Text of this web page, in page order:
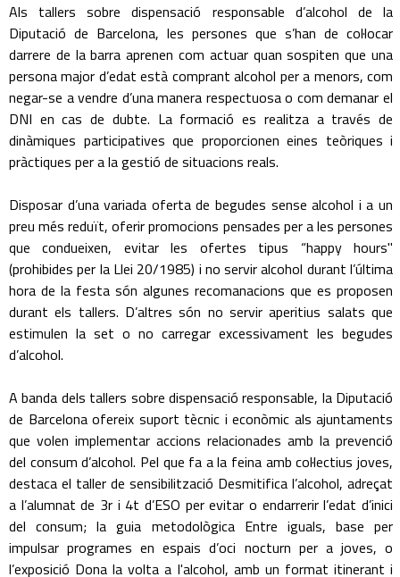
Als tallers sobre dispensació responsable d’alcohol de la
Diputació de Barcelona, les persones que s’han de col·locar
darrere de la barra aprenen com actuar quan sospiten que una
persona major d’edat està comprant alcohol per a menors, com
negar-se a vendre d’una manera respectuosa o com demanar el
DNI en cas de dubte. La formació es realitza a través de
dinàmiques participatives que proporcionen eines teòriques i
pràctiques per a la gestió de situacions reals.
Disposar d’una variada oferta de begudes sense alcohol i a un
preu més reduït, oferir promocions pensades per a les persones
que condueixen, evitar les ofertes tipus “happy hours"
(prohibides per la Llei 20/1985) i no servir alcohol durant l’última
hora de la festa són algunes recomanacions que es proposen
durant els tallers. D’altres són no servir aperitius salats que
estimulen la set o no carregar excessivament les begudes
d’alcohol.
A banda dels tallers sobre dispensació responsable, la Diputació
de Barcelona ofereix suport tècnic i econòmic als ajuntaments
que volen implementar accions relacionades amb la prevenció
del consum d’alcohol. Pel que fa a la feina amb col·lectius joves,
destaca el taller de sensibilització Desmitifica l’alcohol, adreçat
a l’alumnat de 3r i 4t d’ESO per evitar o endarrerir l’edat d’inici
del consum; la guia metodològica Entre iguals, base per
impulsar programes en espais d’oci nocturn per a joves, o
l’exposició Dona la volta a l'alcohol, amb un format itinerant i